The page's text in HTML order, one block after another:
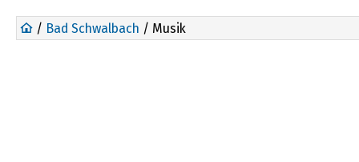
/ Bad Schwalbach / Musik